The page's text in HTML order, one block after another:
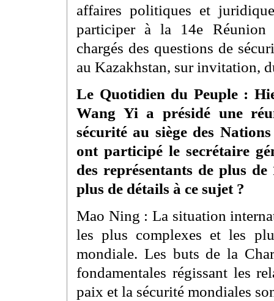
affaires politiques et
participer à la 14e Réunion
chargés des questions de
au Kazakhstan, sur invitation,
Le Quotidien du Peuple :
Wang Yi a présidé une
sécurité au siège des
ont participé le secrétaire
des représentants de plus
plus de détails à ce sujet ?
Mao Ning : La situation
les plus complexes et les
mondiale. Les buts de la
fondamentales régissant les
paix et la sécurité mondiales